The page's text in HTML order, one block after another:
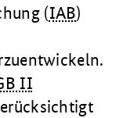
(IAB)
II